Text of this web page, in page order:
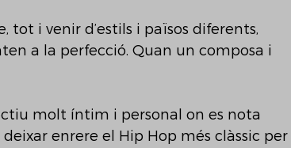
tot i venir d’estils i països diferents,
a la perfecció. Quan un composa i
molt íntim i personal on es nota
enrere el Hip Hop més clàssic per